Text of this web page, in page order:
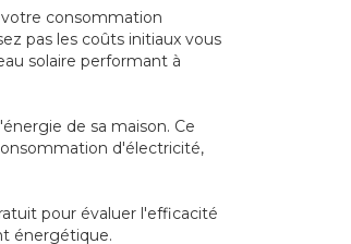
consommation
pas les coûts initiaux vous
solaire performant à
de sa maison. Ce
d'électricité,
pour évaluer l'efficacité
énergétique.